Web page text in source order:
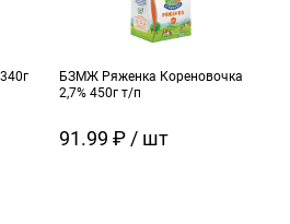
БЗМЖ Ряженка Кореновочка
2,7% 450г т/п
91.99 ₽ / шт